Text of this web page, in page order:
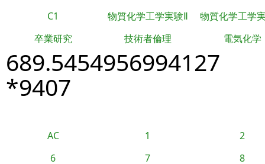
C1 物質化学工学実験Ⅱ
物質化学工学
卒業研究
技術者倫理 電気化学
689.5454956994127
*9407
AC 1
2
6
7
8